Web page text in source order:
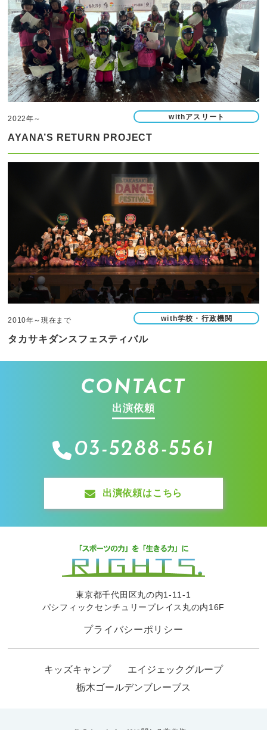
2022年～ withアスリート
AYANA’S RETURN PROJECT
2010年～現在まで with学校・行政機関
タカサキダンスフェスティバル
CONTACT
出演依頼
03-5288-5561
出演依頼はこちら
東京都千代田区丸の内1-11-1
パシフィックセンチュリープレイス丸の内16F
プライバシーポリシー
キッズキャンプ
エイジェックグループ
栃木ゴールデンブレーブス